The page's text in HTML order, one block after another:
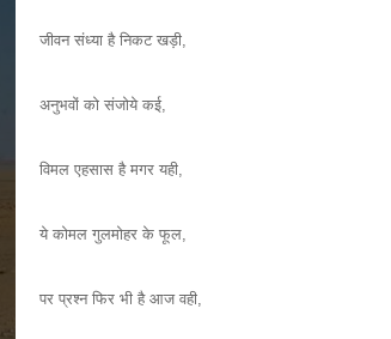
जीवन संध्या है निकट खड़ी,
अनुभवों को संजोये कई,
विमल एहसास है मगर यही,
ये कोमल गुलमोहर के फूल,
पर प्रश्न फिर भी है आज वही,